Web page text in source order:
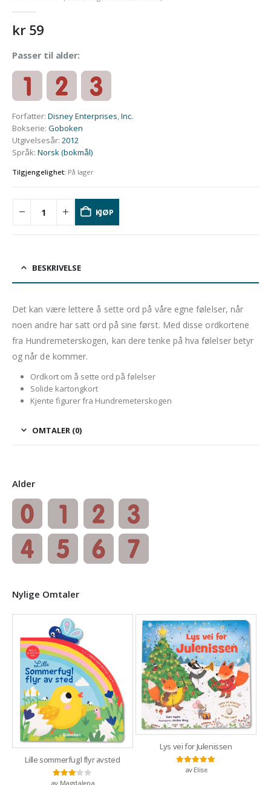
kr59
Passer til alder:
Forfatter: Disney Enterprises,Inc.
Bokserie: Goboken
Utgivelsesår: 2012
Språk: Norsk (bokmål)
Tilgjengelighet: På lager
KJØP
BESKRIVELSE
Det kan være lettere å sette ord på våre egne følelser, når
noen andre har satt ord på sine først. Med disse ordkortene
fra Hundremeterskogen, kan dere tenke på hva følelser betyr
og når de kommer.
Ordkort om å sette ord på følelser
Solide kartongkort
Kjente figurer fra Hundremeterskogen
OMTALER (0)
Alder
Nylige Omtaler
Lille sommerfugl flyr avsted
Vurdert3av 5
av Magdalena
Lys vei for Julenissen
Vurdert5
av Elise